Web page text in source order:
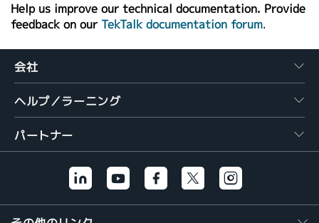
Help us improve our technical documentation. Provide
feedback on our TekTalk documentation forum.
会社
ヘルプ／ラーニング
パートナー